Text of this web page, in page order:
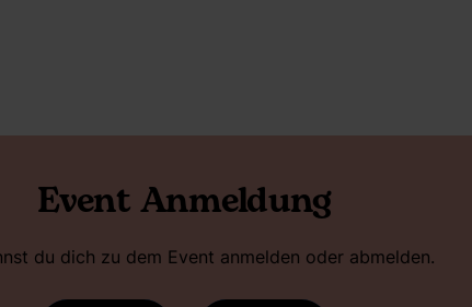
Event Anmeldung
du dich zu dem Event anmelden oder abmelden.